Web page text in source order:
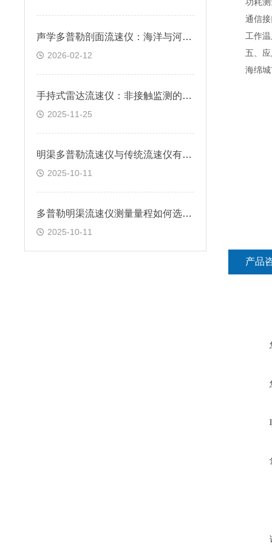
声学多普勒剖面流速仪：海洋与河流流动监测的核心工具
2026-02-12
手持式雷达流速仪：非接触监测的便捷选择
2025-11-25
明渠多普勒流速仪与传统流速仪有何差异？
2025-10-11
多普勒明渠流速仪测量量程如何选择？
2025-10-11
通信接
工作温
五、应
海绵城市
产品